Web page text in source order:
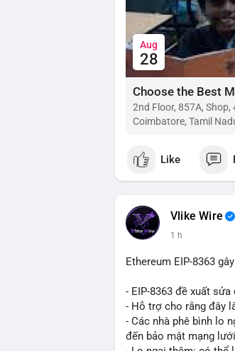
Aug
28
2nd Floor, 857A,
Coimbatore, Tamil
Like
Vlike Wire
1 h
Ethereum EIP-8363
- EIP-8363 đề xuất
- Hỗ trợ cho rằng đây
- Các nhà phê bình lo
đến bảo mật mạng lưới